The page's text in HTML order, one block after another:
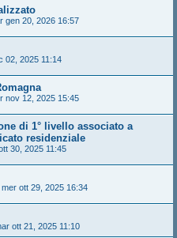
gen 20, 2026 16:57
02, 2025 11:14
nov 12, 2025 15:45
di 1° livello associato a
residenziale
30, 2025 11:45
mer ott 29, 2025 16:34
ott 21, 2025 11:10